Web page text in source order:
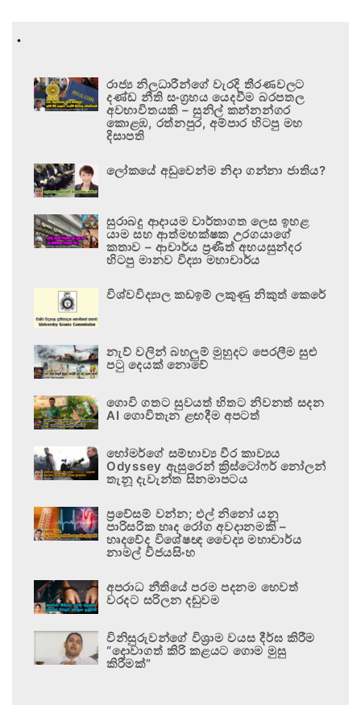
.
රාජ්‍ය නිලධාරීන්ගේ වැරදි තීරණවලට
දණ්ඩ නීති සංග්‍රහය යෙදවීම බරපතල
අවභාවිතයකි – සුනිල් කන්නන්ගර
කොළඹ, රත්නපුර, අම්පාර හිටපු මහ
දිසාපති
ලෝකයේ අඩුවෙන්ම නිදා ගන්නා ජාතිය?
සුරාබදු ආදායම වාර්තාගත ලෙස ඉහළ
යාම සහ ආත්මභක්ෂක උරගයාගේ
කතාව – ආචාර්ය ප්‍රණීත් අභයසුන්දර
හිටපු මානව විද්‍යා මහාචාර්ය
විශ්වවිද්‍යාල කඩඉම් ලකුණු නිකුත් කෙරේ
නැව් වලින් බහලුම් මුහුදට පෙරලීම සුළු
පටු දෙයක් නොවේ
ගොවි ගතට සුවයත් හිතට නිවනත් සදන
AI ගොවිතැන ළඟදීම අපටත්
හෝමර්ගේ සම්භාව්‍ය වීර කාව්‍යය
Odyssey ඇසුරෙන් ක්‍රිස්ටෝෆර් නෝලන්
තැනූ දැවැන්ත සිනමාපටය
ප්‍රවේසම් වන්න; එල් නිනෝ යනු
පාරිසරික හෘද රෝග අවදානමකි –
හෘදවේද විශේෂඥ වෛද්‍ය මහාචාර්ය
නාමල් විජයසිංහ
අපරාධ නීතියේ පරම පදනම හෙවත්
වරදට සරිලන දඬුවම
විනිසුරුවන්ගේ විශ්‍රාම වයස දීර්ඝ කිරීම
“දොවාගත් කිරි කළයට ගොම මුසු
කිරීමක්”